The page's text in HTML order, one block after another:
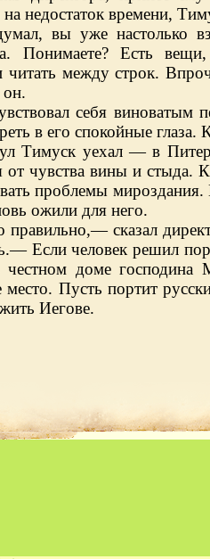
на недостаток времени,
уже настолько
Понимаете? Есть
между строк.
себя виноватым
в его спокойные глаза.
Тимуск уехал — в
чувства вины и стыда.
проблемы
ожили для него.
сказал
Если человек решил
доме господина
Пусть портит
Иегове.